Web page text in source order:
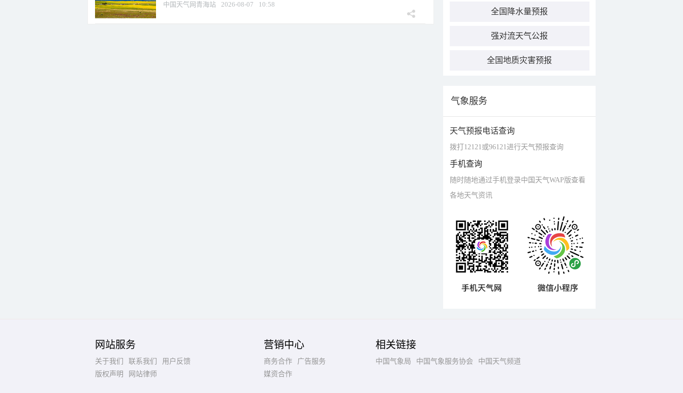
中国天气网青海站 2026-08-07 10:58
全国降水量预报
强对流天气公报
全国地质灾害预报
气象服务
天气预报电话查询
拨打12121或96121进行天气预报查询
手机查询
随时随地通过手机登录中国天气WAP版查看
各地天气资讯
网站服务
关于我们 联系我们
用户反馈
版权声明
网站律师
营销中心
商务合作
广告服务
媒资合作
相关链接
中国气象局 中国气象服务协会 中国天气频道